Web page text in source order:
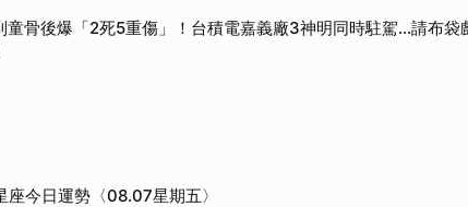
童骨後爆「2死5重傷」！台積電嘉義廠3神明同時駐駕...請布袋
座今日運勢〈08.07星期五〉